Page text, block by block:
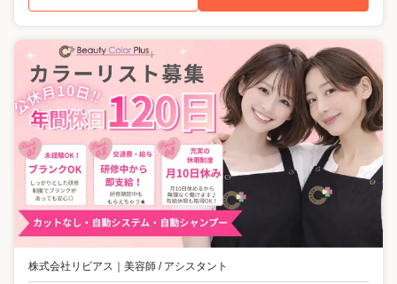
株式会社リビアス 美容師 / アシスタント